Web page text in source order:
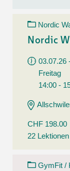
Nordic
Nordic
03.07.26
Freitag
14:00 -
CHF 198.00
22 Lektionen
GymFit /